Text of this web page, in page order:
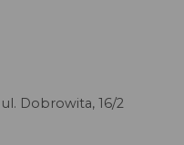
Dobrowita, 16/2